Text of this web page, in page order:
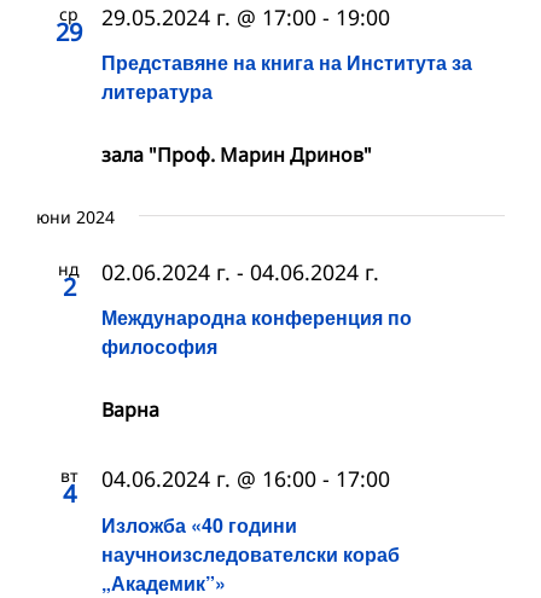
ср
29
Представяне на книга на Института за
литература
29.05.2024 г. @ 17:00 - 19:00
зала "Проф. Марин Дринов"
юни 2024
нд
2
Международна конференция по
философия
02.06.2024 г. - 04.06.2024 г.
Варна
вт
4
Изложба «40 години
научноизследователски кораб
„Академик”»
04.06.2024 г. @ 16:00 - 17:00